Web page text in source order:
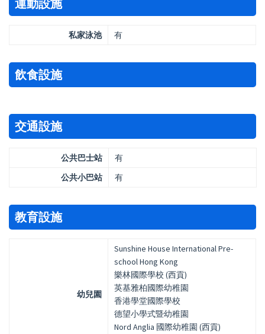
運動設施
私家泳池 有
飲食設施
交通設施
公共巴士站
有
公共小巴站
有
教育設施
幼兒園
Sunshine House International Pre-
school Hong Kong
樂林國際學校 (西貢)
英基雅柏國際幼稚園
香港學堂國際學校
德望小學式暨幼稚園
Nord Anglia 國際幼稚園 (西貢)